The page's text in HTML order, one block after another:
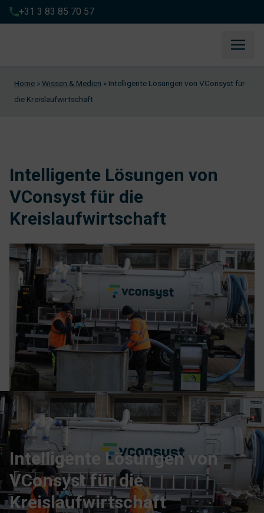
+31 3 83 85 70 57
Home »Wissen & Medien » Intelligente Lösungen von VConsyst für
die Kreislaufwirtschaft
Intelligente Lösungen von
VConsyst für die
Kreislaufwirtschaft
Intelligente Lösungen von
VConsyst für die
Kreislaufwirtschaft